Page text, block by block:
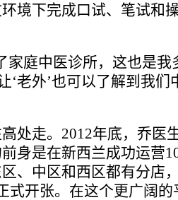
境下完成口试、笔试和
庭中医诊所，这也是我
‘老外’也可以了解到我
走。2012年底，乔医
身是在新西兰成功运营
、中区和西区都有分店
式开张。在这个更广阔